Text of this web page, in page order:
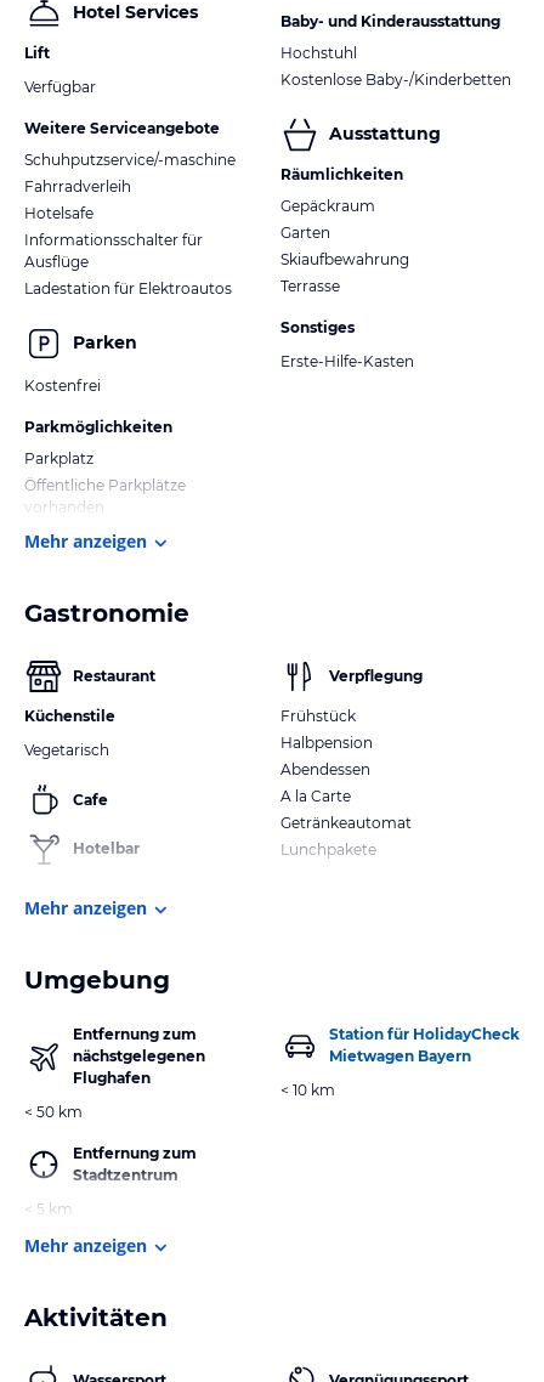
Hotel Services
Lift
Verfügbar
Weitere Serviceangebote
Schuhputzservice/-maschine
Fahrradverleih
Hotelsafe
Informationsschalter für
Ausflüge
Ladestation für Elektroautos
Parken
Kostenfrei
Parkmöglichkeiten
Parkplatz
Öffentliche Parkplätze
vorhanden
Baby- und Kinderausstattung
Hochstuhl
Kostenlose Baby-/Kinderbetten
Ausstattung
Räumlichkeiten
Gepäckraum
Garten
Skiaufbewahrung
Terrasse
Sonstiges
Erste-Hilfe-Kasten
Mehr anzeigen
Gastronomie
Restaurant
Küchenstile
Vegetarisch
Cafe
Hotelbar
Verpflegung
Frühstück
Halbpension
Abendessen
A la Carte
Getränkeautomat
Lunchpakete
Mehr anzeigen
Umgebung
Entfernung zum
nächstgelegenen
Flughafen
< 50 km
Entfernung zum
Stadtzentrum
< 5 km
Station für HolidayCheck
Mietwagen Bayern
< 10 km
Mehr anzeigen
Aktivitäten